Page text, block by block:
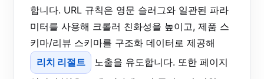
합니다. URL 규칙은 영문 슬러그와 일관된 파라
미터를 사용해 크롤러 친화성을 높이고, 제품 스
키마/리뷰 스키마를 구조화 데이터로 제공해
리치 리절트
노출을 유도합니다. 또한 페이지